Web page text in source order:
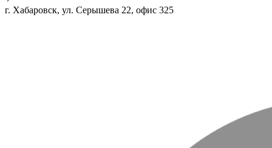
г. Хабаровск, ул. Серышева 22, офис 325